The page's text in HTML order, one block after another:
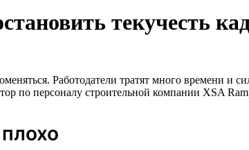
текучесть
Работодатели тратят много времени
по персоналу строительной компании XSA